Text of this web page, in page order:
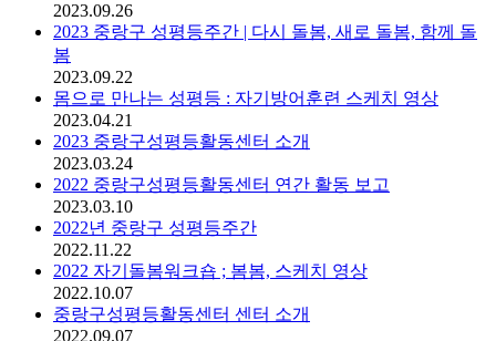
2023.09.26
2023 중랑구 성평등주간 | 다시 돌봄, 새로 돌봄, 함께 돌
봄
2023.09.22
몸으로 만나는 성평등 : 자기방어훈련 스케치 영상
2023.04.21
2023 중랑구성평등활동센터 소개
2023.03.24
2022 중랑구성평등활동센터 연간 활동 보고
2023.03.10
2022년 중랑구 성평등주간
2022.11.22
2022 자기돌봄워크숍 ; 봄봄, 스케치 영상
2022.10.07
중랑구성평등활동센터 센터 소개
2022.09.07